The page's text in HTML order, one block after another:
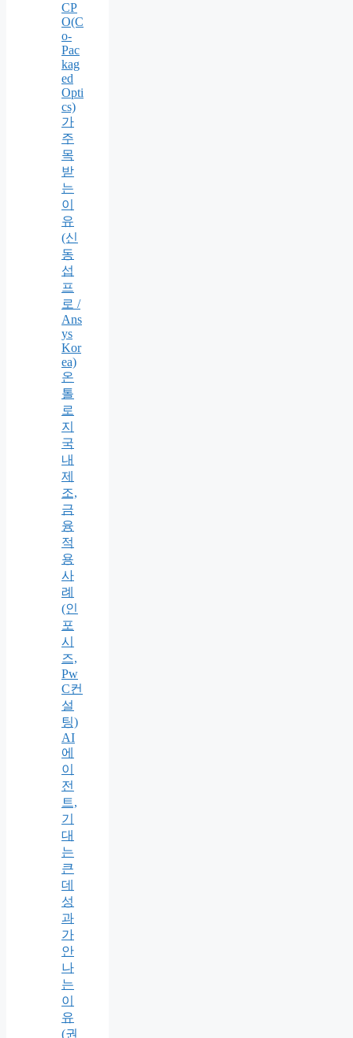
CP
O(C
o-
Pac
kag
ed
Opti
cs)
가
주
목
받
는
이
유
(신
동
섭
프
로 /
Ans
ys
Kor
ea)
온
톨
로
지
국
내
제
조,
금
융
적
용
사
례
(인
포
시
즈,
Pw
C컨
설
팅)
AI
에
이
전
트,
기
대
는
큰
데
성
과
가
안
나
는
이
유
(권